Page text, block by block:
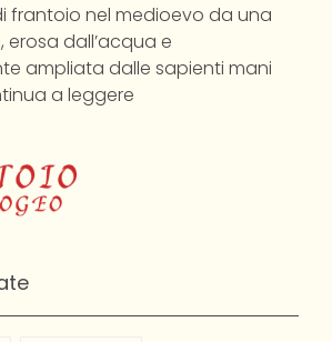
frantoio nel medioevo da una
dall’acqua e
ampliata dalle sapienti mani
a leggere